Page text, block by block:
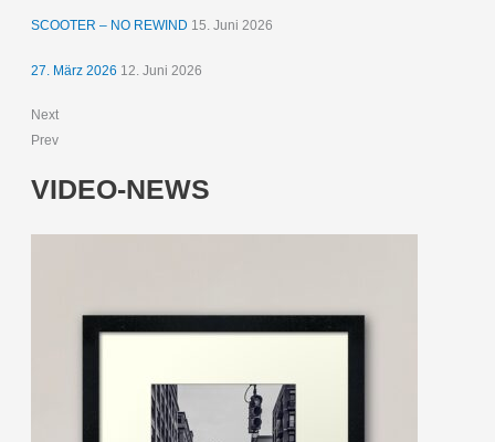
SCOOTER – NO REWIND 15. Juni 2026
27. März 2026 12. Juni 2026
Next
Prev
VIDEO-NEWS